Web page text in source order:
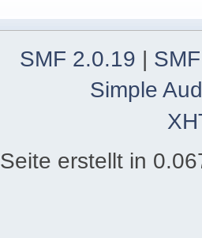
SMF 2.0.19 |
Simple
Seite erstellt in